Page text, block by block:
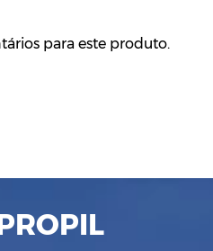
para este produto.